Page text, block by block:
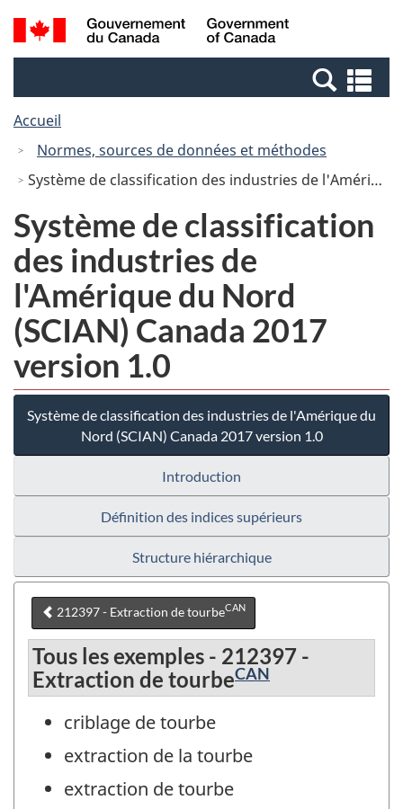
Passer
au
Passer
à
Canada
Recherche
et
et
Accueil
Normes, sources de données et méthodes
Système de classification des industries de l'Amérique du Nord (SCIAN) Canada 2017 version 1.0
Système de classification
des industries de
l'Amérique du Nord
(SCIAN) Canada 2017
version 1.0
Système de classification des industries de l'Amérique du
Nord (SCIAN) Canada 2017 version 1.0
Introduction
Définition des indices supérieurs
Structure hiérarchique
212397 - Extraction de tourbeCAN
Tous les exemples - 212397 -
Extraction de tourbeCAN
criblage de tourbe
extraction de la tourbe
extraction de tourbe